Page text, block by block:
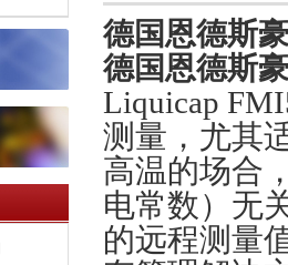
德国恩德斯
德国恩德斯
Liquicap
测量，尤其
高温的场合
电常数）无
的远程测量